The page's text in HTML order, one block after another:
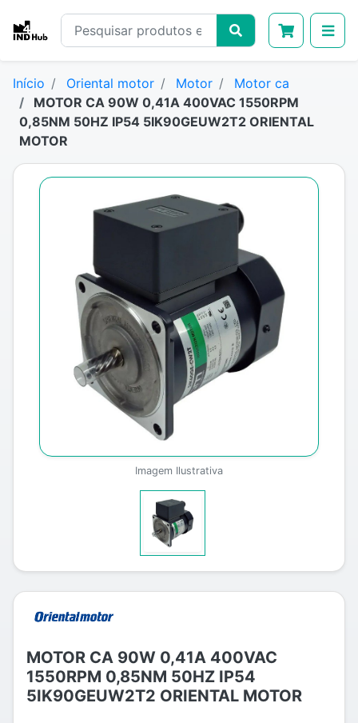
Início Oriental motor Motor
Motor ca
MOTOR CA 90W 0,41A 400VAC 1550RPM
0,85NM 50HZ IP54 5IK90GEUW2T2 ORIENTAL
MOTOR
Imagem Ilustrativa
MOTOR CA 90W 0,41A 400VAC
1550RPM 0,85NM 50HZ IP54
5IK90GEUW2T2 ORIENTAL MOTOR